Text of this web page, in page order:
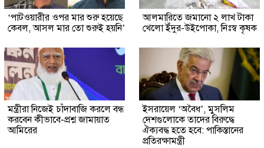
‘পাটওয়ারীর ওপর মার শুরু হয়েছে
কেবল, আসল মার তো শুরুই হয়নি’
আলমারিতে জমানো ২ লাখ টাকা
খেলো ইঁদুর-উইপোকা, নিঃস্ব কৃষক
মন্ত্রীরা নিজেই চাঁদাবাজি করলে বন্ধ
করবেন কীভাবে-প্রশ্ন জামায়াত
আমিরের
ইসরায়েল ‘অবৈধ’, মুসলিম
দেশগুলোকে তাদের বিরুদ্ধে
ঐক্যবদ্ধ হতে হবে: পাকিস্তানের
প্রতিরক্ষামন্ত্রী